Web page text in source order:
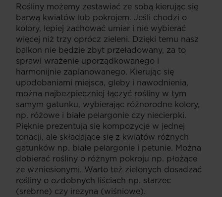
Rośliny możemy zestawiać ze sobą kierując się
barwą kwiatów lub pokrojem. Jeśli chodzi o
kolory, lepiej zachować umiar i nie wybierać
więcej niż trzy oprócz zieleni. Dzięki temu nasz
balkon nie będzie zbyt przeładowany, za to
sprawi wrażenie uporządkowanego i
harmonijnie zaplanowanego. Kierując się
upodobaniami miejsca, gleby i nawodnienia,
można najbezpieczniej łączyć rośliny w tym
samym gatunku, wybierając różnorodne kolory,
np. różowe i białe pelargonie czy niecierpki.
Pięknie prezentują się kompozycje w jednej
tonacji, ale składające się z kwiatów różnych
gatunków np. białe pelargonie i petunie. Można
dobierać rośliny o różnym pokroju np. płożące
ze wzniesionymi. Warto też zielonych dosadzać
rośliny o ozdobnych liściach np. starzec
(srebrne) czy irezyna (wiśniowe).